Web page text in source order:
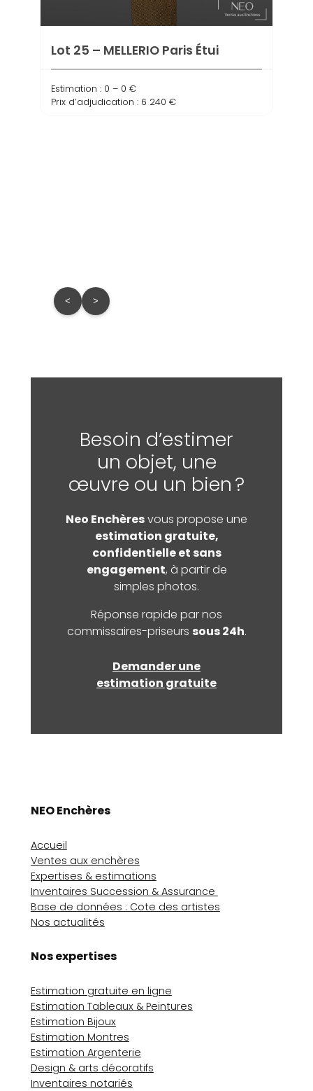
Lot 25 – MELLERIO Paris Étui
Estimation : 0 – 0 €
Prix d’adjudication : 6 240 €
< >
Besoin d’estimer
un objet, une
œuvre ou un bien ?
Neo Enchèresvous propose une
estimation gratuite,
confidentielle et sans
engagement, à partir de
simples photos.
Réponse rapide par nos
commissaires-priseurs sous 24h.
Demander une
estimation gratuite
NEO Enchères
Accueil
Ventes aux enchères
Expertises & estimations
Inventaires Succession & Assurance
Base de données : Cote des artistes
Nos actualités
Nos expertises
Estimation gratuite en ligne
Estimation Tableaux & Peintures
Estimation Bijoux
Estimation Montres
Estimation Argenterie
Design & arts décoratifs
Inventaires notariés